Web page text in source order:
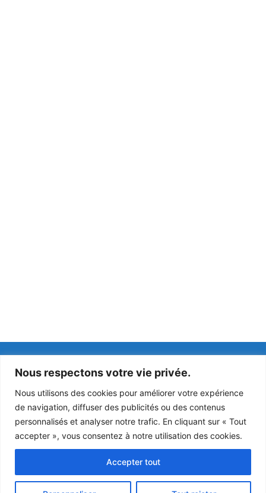
Nous respectons votre vie privée.
Nous utilisons des cookies pour améliorer votre expérience
de navigation, diffuser des publicités ou des contenus
personnalisés et analyser notre trafic. En cliquant sur « Tout
accepter », vous consentez à notre utilisation des cookies.
Accepter tout
Hôtel de ville
Place de la mairie
77230 Rouvres
Tél : 01 60 03 41 66
Courriel :
mairie@rouvres77.fr
Horaires
lundi : 14h à 18h
mardi : fermé
mercredi : 10:30 à
12h / 14h à 18h
jeudi : 14h à 18h
vendredi : 14h à 17h
dimanche : fermé